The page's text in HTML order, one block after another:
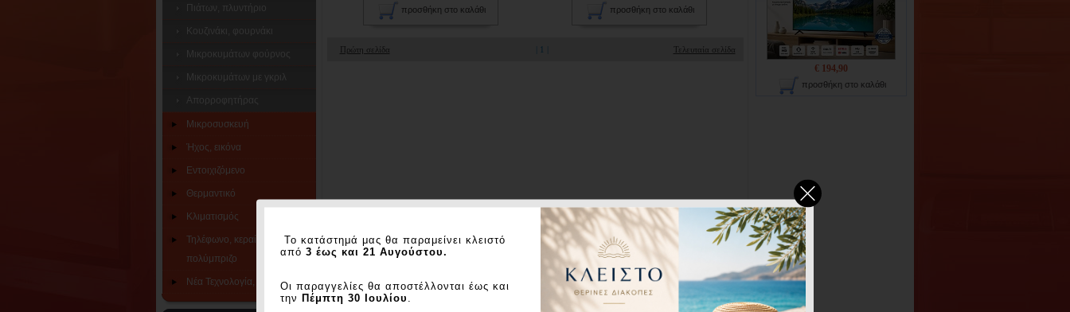
Πιάτων, πλυντήριο
Κουζινάκι, φουρνάκι
Μικροκυμάτων φούρνος
Μικροκυμάτων με γκριλ
Απορροφητήρας
Μικροσυσκευή
Ήχος, εικόνα
Εντοιχιζόμενο
Θερμαντικό
Κλιματισμός
Τηλέφωνο, κεραία, dvb-t/t2,
πολύμπριζο
Νέα Τεχνολογία, Gadgets
προσθήκη στο καλάθι προσθήκη στο καλάθι
Πρώτη σελίδα 1 Τελευταία σελίδα
€ 194,90
προσθήκη στο καλάθι
Το κατάστημά μας θα παραμείνει κλειστό
από 3 έως και 21 Αυγούστου.
Οι παραγγελίες θα αποστέλλονται έως και
την Πέμπτη 30 Ιουλίου